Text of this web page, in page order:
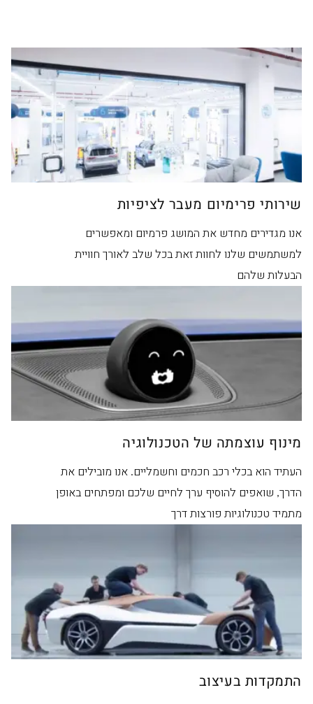
שירותי פרימיום מעבר לציפיות
אנו מגדירים מחדש את המושג פרמיום ומאפשרים
למשתמשים שלנו לחוות זאת בכל שלב לאורך חוויית
הבעלות שלהם
מינוף עוצמתה של הטכנולוגיה
העתיד הוא בכלי רכב חכמים וחשמליים. אנו מובילים את
הדרך, שואפים להוסיף ערך לחיים שלכם ומפתחים באופן
מתמיד טכנולוגיות פורצות דרך
התמקדות בעיצוב